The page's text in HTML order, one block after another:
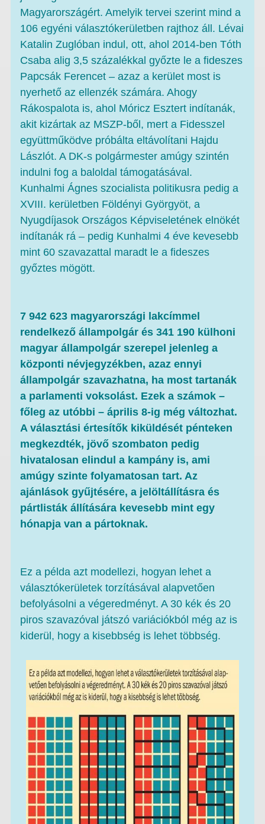
Magyarországért. Amelyik tervei szerint mind a
106 egyéni választókerületben rajthoz áll. Lévai
Katalin Zuglóban indul, ott, ahol 2014-ben Tóth
Csaba alig 3,5 százalékkal győzte le a fideszes
Papcsák Ferencet – azaz a kerület most is
nyerhető az ellenzék számára. Ahogy
Rákospalota is, ahol Móricz Esztert indítanák,
akit kizártak az MSZP-ből, mert a Fidesszel
együttműködve próbálta eltávolítani Hajdu
Lászlót. A DK-s polgármester amúgy szintén
indulni fog a baloldal támogatásával.
Kunhalmi Ágnes szocialista politikusra pedig a
XVIII. kerületben Földényi Györgyöt, a
Nyugdíjasok Országos Képviseletének elnökét
indítanák rá – pedig Kunhalmi 4 éve kevesebb
mint 60 szavazattal maradt le a fideszes
győztes mögött.
7 942 623 magyarországi lakcímmel
rendelkező állampolgár és 341 190 külhoni
magyar állampolgár szerepel jelenleg a
központi névjegyzékben, azaz ennyi
állampolgár szavazhatna, ha most tartanák
a parlamenti voksolást. Ezek a számok –
főleg az utóbbi – április 8-ig még változhat.
A választási értesítők kiküldését pénteken
megkezdték, jövő szombaton pedig
hivatalosan elindul a kampány is, ami
amúgy szinte folyamatosan tart. Az
ajánlások gyűjtésére, a jelöltállításra és
pártlisták állítására kevesebb mint egy
hónapja van a pártoknak.
Ez a példa azt modellezi, hogyan lehet a
választókerületek torzításával alapvetően
befolyásolni a végeredményt. A 30 kék és 20
piros szavazóval játszó variációkból még az is
kiderül, hogy a kisebbség is lehet többség.